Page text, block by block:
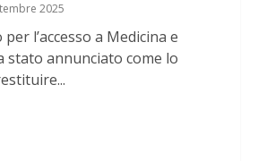
2025
l’accesso a Medicina e
stato annunciato come lo